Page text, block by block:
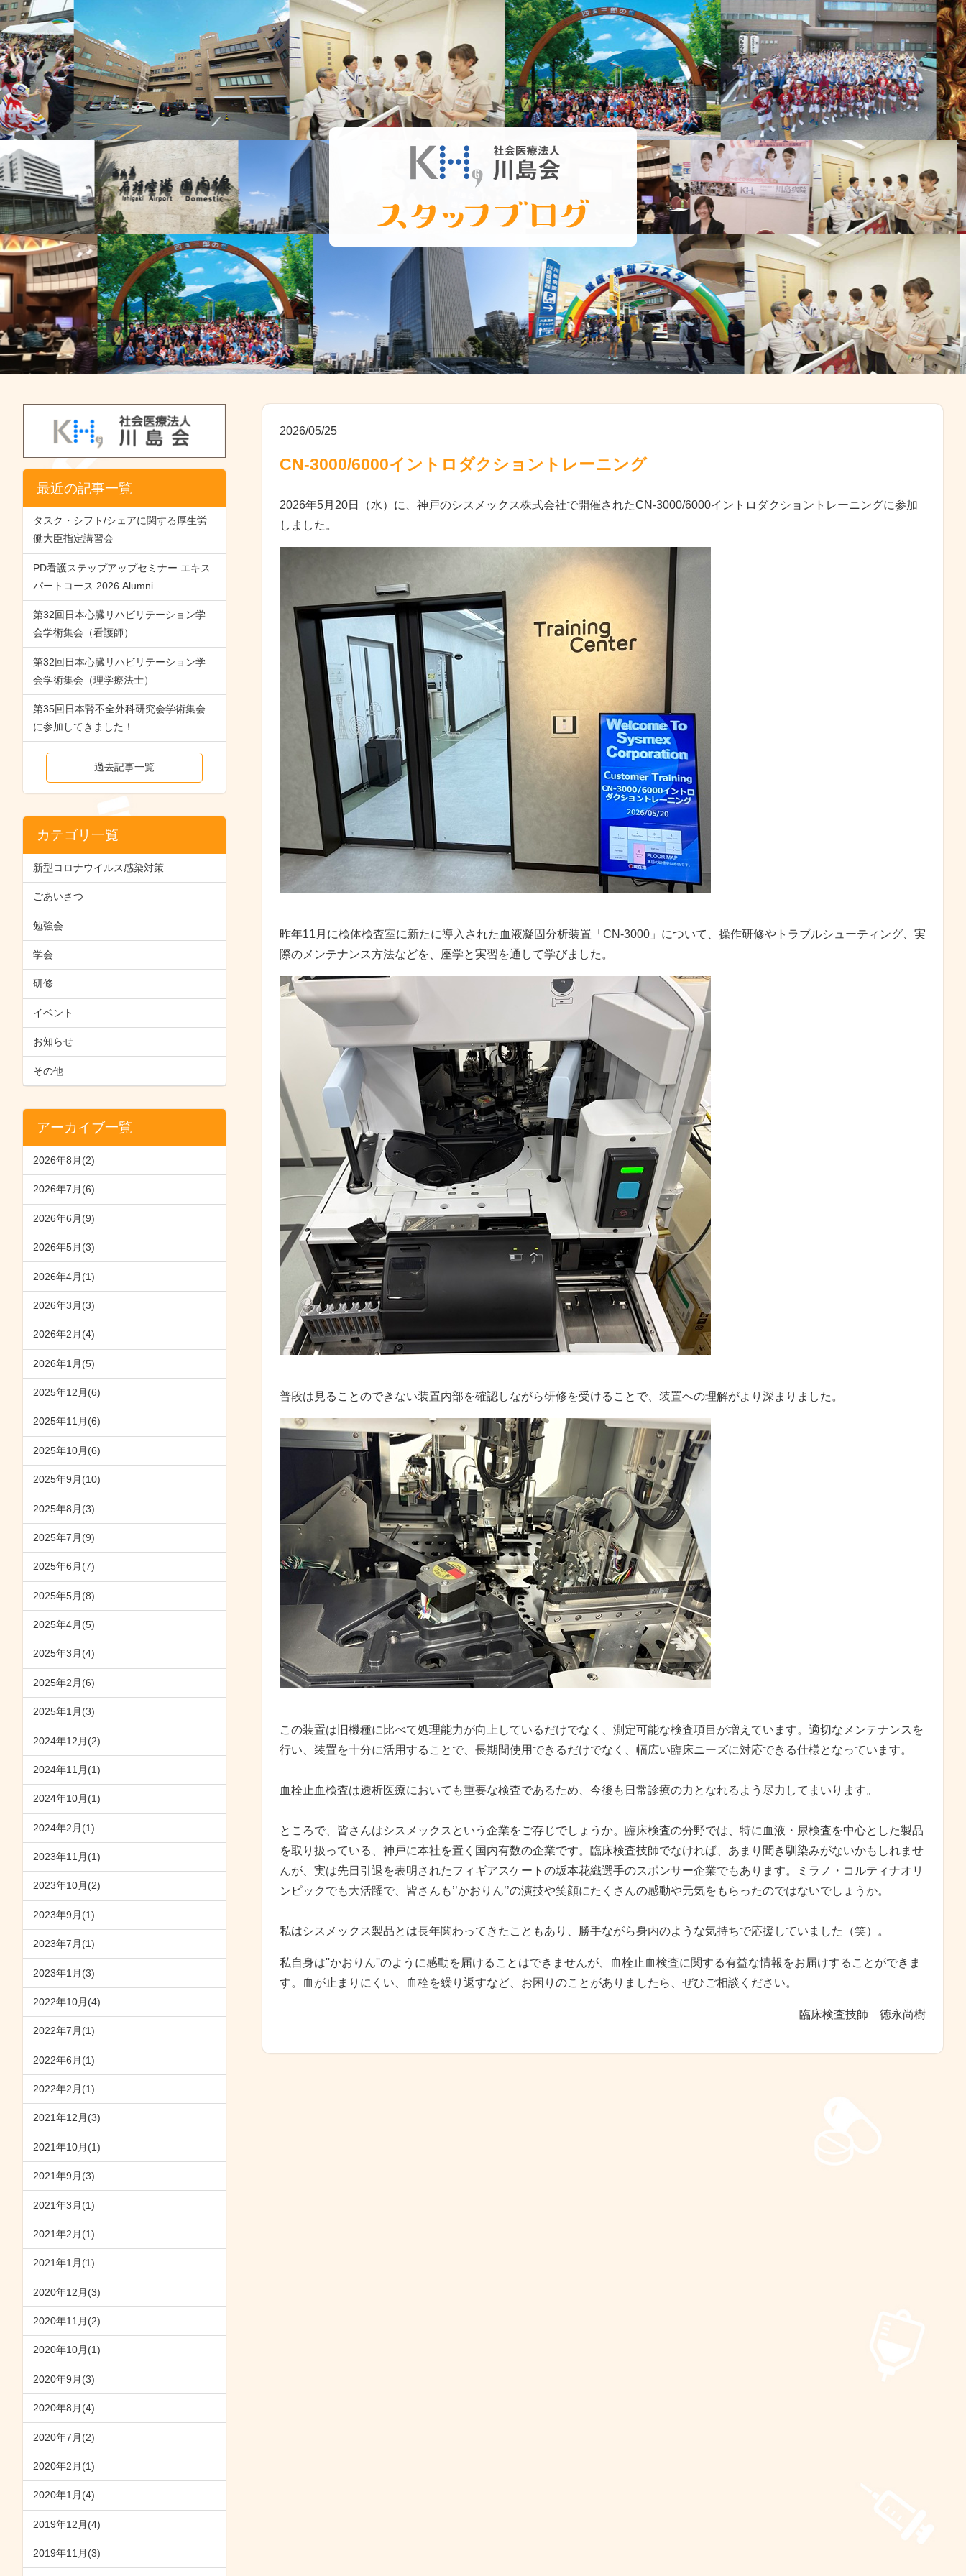
最近の記事一覧
タスク・シフト/シェアに関する厚生労
働大臣指定講習会
PD看護ステップアップセミナー エキス
パートコース 2026 Alumni
第32回日本心臓リハビリテーション学
会学術集会（看護師）
第32回日本心臓リハビリテーション学
会学術集会（理学療法士）
第35回日本腎不全外科研究会学術集会
に参加してきました！
過去記事一覧
カテゴリ一覧
新型コロナウイルス感染対策
ごあいさつ
勉強会
学会
研修
イベント
お知らせ
その他
アーカイブ一覧
2026年8月(2)
2026年7月(6)
2026年6月(9)
2026年5月(3)
2026年4月(1)
2026年3月(3)
2026年2月(4)
2026年1月(5)
2025年12月(6)
2025年11月(6)
2025年10月(6)
2025年9月(10)
2025年8月(3)
2025年7月(9)
2025年6月(7)
2025年5月(8)
2025年4月(5)
2025年3月(4)
2025年2月(6)
2025年1月(3)
2024年12月(2)
2024年11月(1)
2024年10月(1)
2024年2月(1)
2023年11月(1)
2023年10月(2)
2023年9月(1)
2023年7月(1)
2023年1月(3)
2022年10月(4)
2022年7月(1)
2022年6月(1)
2022年2月(1)
2021年12月(3)
2021年10月(1)
2021年9月(3)
2021年3月(1)
2021年2月(1)
2021年1月(1)
2020年12月(3)
2020年11月(2)
2020年10月(1)
2020年9月(3)
2020年8月(4)
2020年7月(2)
2020年2月(1)
2020年1月(4)
2019年12月(4)
2019年11月(3)
2026/05/25
CN-3000/6000イントロダクショントレーニング
2026年5月20日（水）に、神戸のシスメックス株式会社で開催されたCN-3000/6000イントロダクショントレーニングに参加
しました。
昨年11月に検体検査室に新たに導入された血液凝固分析装置「CN-3000」について、操作研修やトラブルシューティング、実
際のメンテナンス方法などを、座学と実習を通して学びました。
普段は見ることのできない装置内部を確認しながら研修を受けることで、装置への理解がより深まりました。
この装置は旧機種に比べて処理能力が向上しているだけでなく、測定可能な検査項目が増えています。適切なメンテナンスを
行い、装置を十分に活用することで、長期間使用できるだけでなく、幅広い臨床ニーズに対応できる仕様となっています。
血栓止血検査は透析医療においても重要な検査であるため、今後も日常診療の力となれるよう尽力してまいります。
ところで、皆さんはシスメックスという企業をご存じでしょうか。臨床検査の分野では、特に血液・尿検査を中心とした製品
を取り扱っている、神戸に本社を置く国内有数の企業です。臨床検査技師でなければ、あまり聞き馴染みがないかもしれませ
んが、実は先日引退を表明されたフィギアスケートの坂本花織選手のスポンサー企業でもあります。ミラノ・コルティナオリ
ンピックでも大活躍で、皆さんも’’かおりん’’の演技や笑顔にたくさんの感動や元気をもらったのではないでしょうか。
私はシスメックス製品とは長年関わってきたこともあり、勝手ながら身内のような気持ちで応援していました（笑）。
私自身は''かおりん''のように感動を届けることはできませんが、血栓止血検査に関する有益な情報をお届けすることができま
す。血が止まりにくい、血栓を繰り返すなど、お困りのことがありましたら、ぜひご相談ください。
臨床検査技師 徳永尚樹